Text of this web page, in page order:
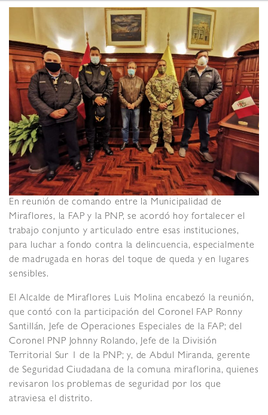
En reunión de comando entre la Municipalidad de
Miraflores, la FAP y la PNP, se acordó hoy fortalecer el
trabajo conjunto y articulado entre esas instituciones,
para luchar a fondo contra la delincuencia, especialmente
de madrugada en horas del toque de queda y en lugares
sensibles.
El Alcalde de Miraflores Luis Molina encabezó la reunión,
que contó con la participación del Coronel FAP Ronny
Santillán, Jefe de Operaciones Especiales de la FAP; del
Coronel PNP Johnny Rolando, Jefe de la División
Territorial Sur 1 de la PNP; y, de Abdul Miranda, gerente
de Seguridad Ciudadana de la comuna miraflorina, quienes
revisaron los problemas de seguridad por los que
atraviesa el distrito.